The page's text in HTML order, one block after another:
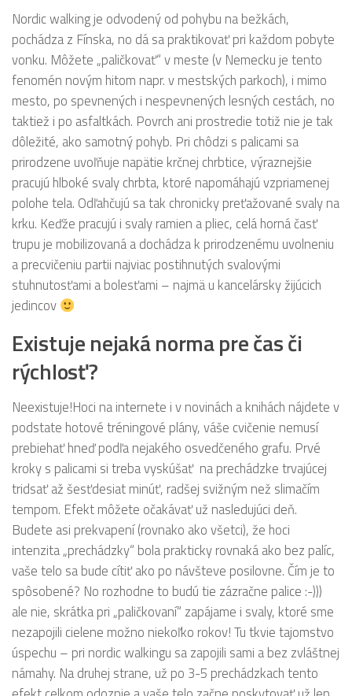
Nordic walking je odvodený od pohybu na bežkách,
pochádza z Fínska, no dá sa praktikovať pri každom pobyte
vonku. Môžete „paličkovať“ v meste (v Nemecku je tento
fenomén novým hitom napr. v mestských parkoch), i mimo
mesto, po spevnených i nespevnených lesných cestách, no
taktiež i po asfaltkách. Povrch ani prostredie totiž nie je tak
dôležité, ako samotný pohyb. Pri chôdzi s palicami sa
prirodzene uvoľňuje napätie krčnej chrbtice, výraznejšie
pracujú hlboké svaly chrbta, ktoré napomáhajú vzpriamenej
polohe tela. Odľahčujú sa tak chronicky preťažované svaly na
krku. Keďže pracujú i svaly ramien a pliec, celá horná časť
trupu je mobilizovaná a dochádza k prirodzenému uvolneniu
a precvičeniu partii najviac postihnutých svalovými
stuhnutosťami a bolesťami – najmä u kancelársky žijúcich
jedincov
Existuje nejaká norma pre čas či
rýchlosť?
Neexistuje!Hoci na internete i v novinách a knihách nájdete v
podstate hotové tréningové plány, váše cvičenie nemusí
prebiehať hneď podľa nejakého osvedčeného grafu. Prvé
kroky s palicami si treba vyskúšať na prechádzke trvajúcej
tridsať až šesťdesiat minúť, radšej svižným než slimačím
tempom. Efekt môžete očakávať už nasledujúci deň.
Budete asi prekvapení (rovnako ako všetci), že hoci
intenzita „prechádzky“ bola prakticky rovnaká ako bez palíc,
vaše telo sa bude cítiť ako po návšteve posilovne. Čím je to
spôsobené? No rozhodne to budú tie zázračne palice :-)))
ale nie, skrátka pri „paličkovaní“ zapájame i svaly, ktoré sme
nezapojili cielene možno niekoľko rokov! Tu tkvie tajomstvo
úspechu – pri nordic walkingu sa zapojili sami a bez zvláštnej
námahy. Na druhej strane, už po 3-5 prechádzkach tento